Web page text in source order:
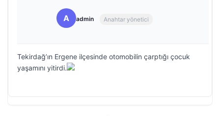
A admin Anahtar yönetici
Tekirdağ’ın Ergene ilçesinde otomobilin çarptığı çocuk
yaşamını yitirdi.